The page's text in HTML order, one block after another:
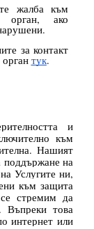
жалба към
орган, ако
за контакт
тук.
и
към
Нашият
поддържане на
Услугите ни,
към защита
стремим да
Въпреки това
интернет или